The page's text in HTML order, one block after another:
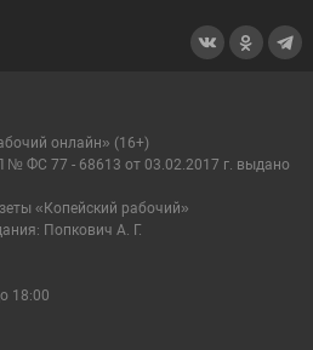
онлайн» (16+)
№ ФС 77 - 68613 от 03.02.2017 г. выдано
«Копейский рабочий»
Попкович А. Г.
18:00